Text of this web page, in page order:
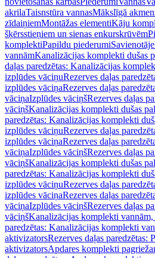
akrilaTaisnstūra vannasMākslīgā
zīdaiņiemMontāžas elementiKāju
šķērsstieņiem un sienas enkurskrūvēm
komplektiPapildu piederumi
vannāmKanalizācijas komplekti dušas
daļas paredzētas: Kanalizācijas
izplūdes vāciņuRezerves daļas
izplūdes vāciņaRezerves daļas
vāciņaIzplūdes vāciņšRezerves daļas
vāciņšKanalizācijas komplekti dušas
paredzētas: Kanalizācijas komplekti
izplūdes vāciņuRezerves daļas
izplūdes vāciņaRezerves daļas
vāciņaIzplūdes vāciņšRezerves daļas
vāciņšKanalizācijas komplekti dušas
paredzētas: Kanalizācijas komplekti
izplūdes vāciņuRezerves daļas
izplūdes vāciņaRezerves daļas
vāciņaIzplūdes vāciņšRezerves daļas
vāciņšKanalizācijas komplekti vannām,
paredzētas: Kanalizācijas komplekti
aktivizatorsRezerves daļas paredzētas:
aktivizatorsApdares komplekti